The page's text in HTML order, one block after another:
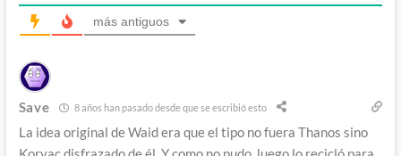
más antiguos
Save 8 años han pasado desde que se escribió esto
La idea original de Waid era que el tipo no fuera Thanos sino